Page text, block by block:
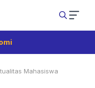
Mahasiswa